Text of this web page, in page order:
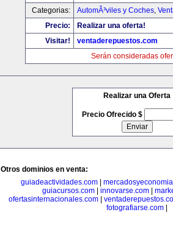
Categorias:
AutomÃ³viles y Coches,
Precio:
Realizar una oferta!
Visitar!
ventaderepuestos.com
Serán consideradas
Realizar una Oferta
Precio Ofrecido $
Otros dominios en venta:
guiadeactividades.com|
guiacursos.com| innovarse.com|
ofertasinternacionales.com|
fotografiarse.com